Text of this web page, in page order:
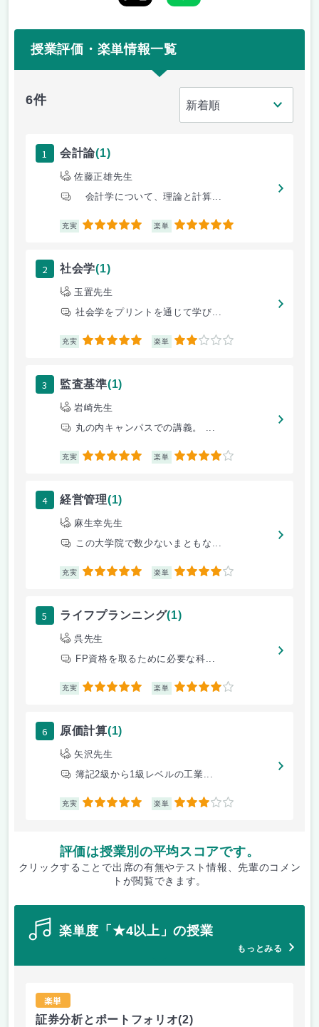
授業評価・楽単情報一覧
6件
1 会計論(1)
佐藤正雄先生
会計学について、理論と計算...
充実 5 楽単 5
2 社会学(1)
玉置先生
社会学をプリントを通じて学び...
充実 5 楽単 2
3 監査基準(1)
岩崎先生
丸の内キャンパスでの講義。 ...
充実 5 楽単 4
4 経営管理(1)
麻生幸先生
この大学院で数少ないまともな...
充実 5 楽単 4
5 ライフプランニング(1)
呉先生
FP資格を取るために必要な科...
充実 5 楽単 4
6 原価計算(1)
矢沢先生
簿記2級から1級レベルの工業...
充実 5 楽単 3
評価は授業別の平均スコアです。
クリックすることで出席の有無やテスト情報、先輩のコメン
トが閲覧できます。
楽単度「★4以上」の授業
もっとみる
楽単
証券分析とポートフォリオ(2)